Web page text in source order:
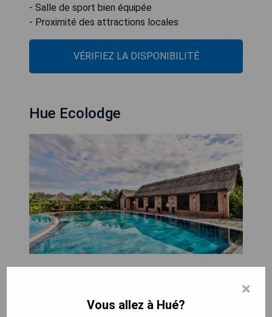
- Salle de sport bien équipée
- Proximité des attractions locales
VÉRIFIEZ LA DISPONIBILITÉ
Hue Ecolodge
L'Hôtel Hue Ecolodge propose un hébergement
extérieure, un jardin et un parking privé gratuit sur
×
Vous allez à Hué?